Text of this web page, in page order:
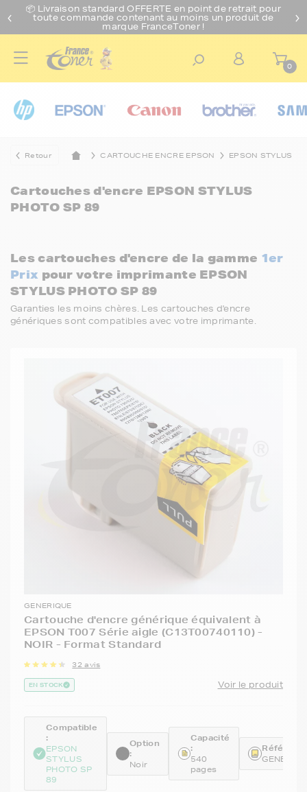
📦 Livraison standard OFFERTE en point de retrait pour
toute commande contenant au moins un produit de
marque FranceToner !
0
Retour CARTOUCHE ENCRE EPSON EPSON STYLUS
Cartouches d'encre EPSON STYLUS
PHOTO SP 89
Les cartouches d'encre de la gamme 1er
Prix pour votre imprimante EPSON
STYLUS PHOTO SP 89
Garanties les moins chères. Les cartouches d'encre
génériques sont compatibles avec votre imprimante.
GENERIQUE
Cartouche d'encre générique équivalent à
EPSON T007 Série aigle (C13T00740110) -
NOIR - Format Standard
32 avis
EN STOCK Voir le produit
Compatible
:
EPSON
STYLUS
PHOTO SP
89
Option
:
Noir
Capacité
:
540
pages